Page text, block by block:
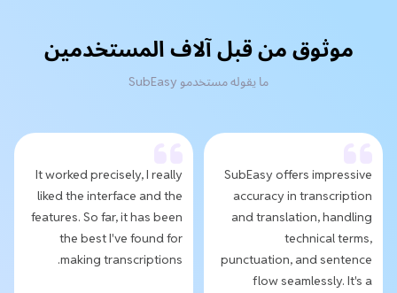
موثوق من قبل آلاف المستخدمين
ما يقوله مستخدمو SubEasy
SubEasy offers impressive
accuracy in transcription
and translation, handling
technical terms,
punctuation, and sentence
flow seamlessly. It's a
It worked precisely, I really
liked the interface and the
features. So far, it has been
the best I've found for
making transcriptions.